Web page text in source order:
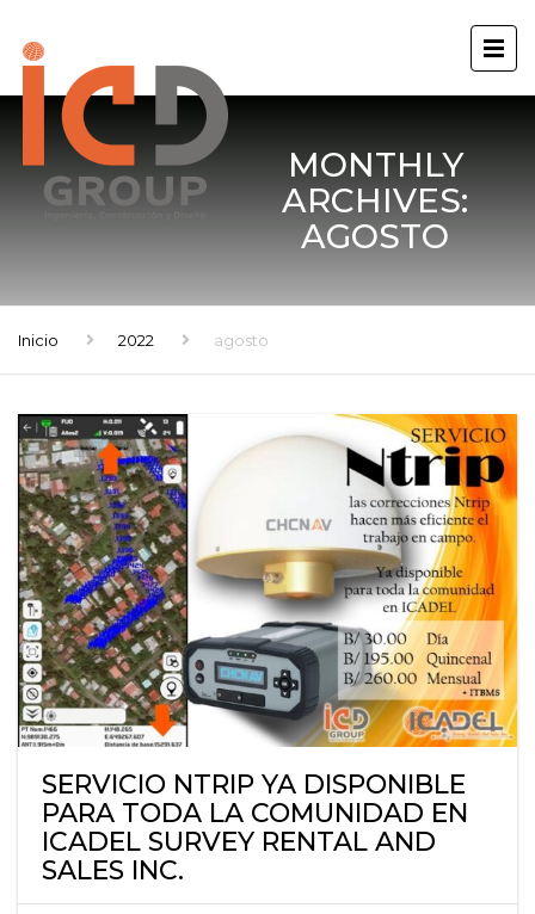
MONTHLY
ARCHIVES:
AGOSTO
Inicio 2022 agosto
SERVICIO NTRIP YA DISPONIBLE
PARA TODA LA COMUNIDAD EN
ICADEL SURVEY RENTAL AND
SALES INC.